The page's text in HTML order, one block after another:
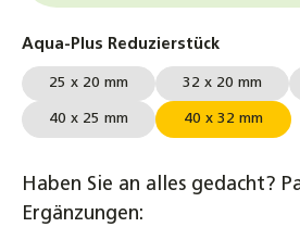
Aqua-Plus Reduzierstückauswählen
25 x 20 mm 32 x 20 mm
40 x 25 mm 40 x 32 mm
Haben Sie an alles gedacht?
Ergänzungen: